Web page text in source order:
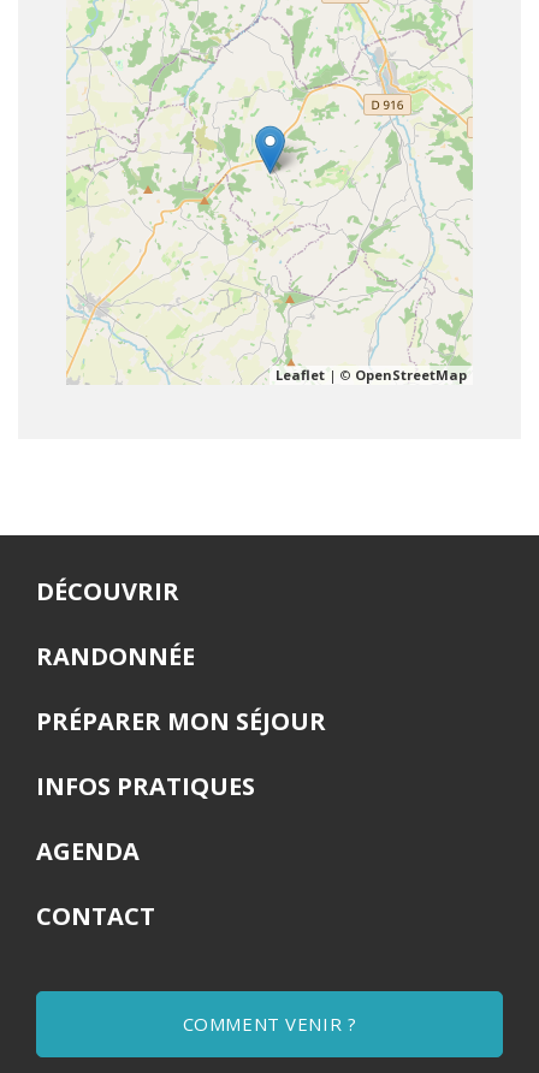
Leaflet | © OpenStreetMap
DÉCOUVRIR
RANDONNÉE
PRÉPARER MON SÉJOUR
INFOS PRATIQUES
AGENDA
CONTACT
COMMENT VENIR ?